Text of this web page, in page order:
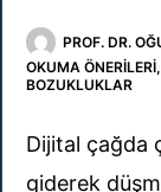
No
results
PROF. DR.
OKUMA ÖNERILERI,
BOZUKLUKLAR
Dijital çağda
giderek